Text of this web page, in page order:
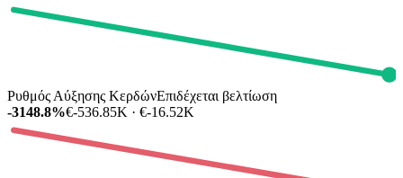
Ρυθμός Αύξησης ΚερδώνΕπιδέχεται βελτίωση
-3148.8%€-536.85K · €-16.52K